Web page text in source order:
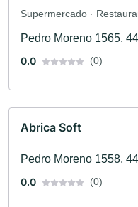
Supermercado ·
Pedro Moreno 1565,
0.0
(0)
Abrica Soft
Pedro Moreno 1558,
0.0
(0)